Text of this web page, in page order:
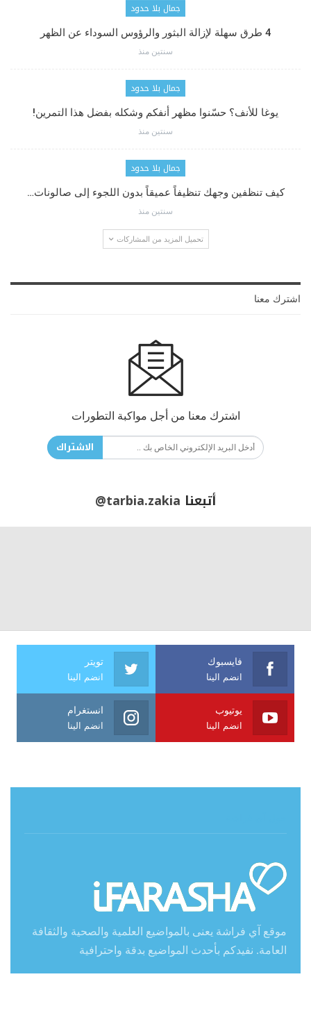
جمال بلا حدود
4 طرق سهلة لإزالة البثور والرؤوس السوداء عن الظهر
سنتين منذ
جمال بلا حدود
يوغا للأنف؟ حسّنوا مظهر أنفكم وشكله بفضل هذا التمرين!
سنتين منذ
جمال بلا حدود
كيف تنظفين وجهك تنظيفاً عميقاً بدون اللجوء إلى صالونات…
سنتين منذ
تحميل المزيد من المشاركات
اشترك معنا
اشترك معنا من أجل مواكبة التطورات
الاشتراك
أتبعنا @tarbia.zakia
فايسبوك
انضم الينا
تويتر
انضم الينا
يوتيوب
انضم الينا
انستغرام
انضم الينا
موقع آي فراشة يعنى بالمواضيع العلمية والصحية والثقافة
العامة. نفيدكم بأحدث المواضيع بدقة واحترافية